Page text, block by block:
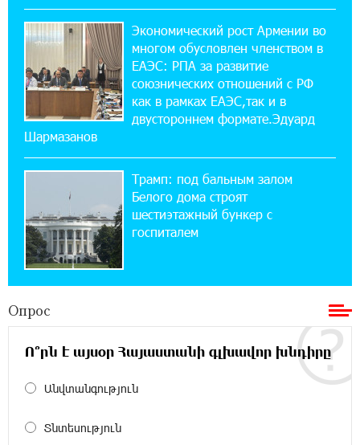
обратился к президенту страны с просьбой
содействовать освобождению армянских заключенных,
осужденных в Азербайджане
12:17:04 23-07-2026
Против кого вооружается Азербайджан?
Аршак Карапетян
12:04:45 23-07-2026
При поддержке Ucom в спортивной школе
Вайка установлена солнечная
электростанция мощностью 15 кВт
20:50:22 22-07-2026
Новые финансовые навыки на «Давидбекских
играх»: Idram&IDBank
Кругом война. А вас вводят в заблуждение.
Центр продаж и обслуживания Ucom в
Экономический рост Армении во
многом обусловлен членством в
ЕАЭС: РПА за развитие
союзнических отношений с РФ
как в рамках ЕАЭС,так и в
двустороннем формате.Эдуард
Шармазанов
Трамп: под бальным залом
Белого дома строят
шестиэтажный бункер с
госпиталем
Опрос
Ո՞րն է այսօր Հայաստանի գլխավոր խնդիրը
Անվտանգություն
Տնտեսություն